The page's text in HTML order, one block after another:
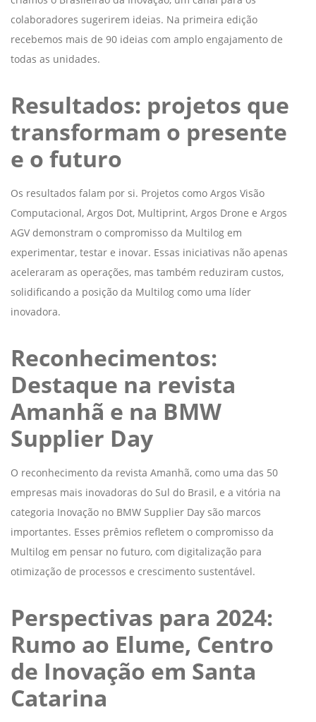
colaboradores sugerirem ideias. Na primeira edição
recebemos mais de 90 ideias com amplo engajamento de
todas as unidades.
Resultados: projetos que
transformam o presente
e o futuro
Os resultados falam por si. Projetos como Argos Visão
Computacional, Argos Dot, Multiprint, Argos Drone e Argos
AGV demonstram o compromisso da Multilog em
experimentar, testar e inovar. Essas iniciativas não apenas
aceleraram as operações, mas também reduziram custos,
solidificando a posição da Multilog como uma líder
inovadora.
Reconhecimentos:
Destaque na revista
Amanhã e na BMW
Supplier Day
O reconhecimento da revista Amanhã, como uma das 50
empresas mais inovadoras do Sul do Brasil, e a vitória na
categoria Inovação no BMW Supplier Day são marcos
importantes. Esses prêmios refletem o compromisso da
Multilog em pensar no futuro, com digitalização para
otimização de processos e crescimento sustentável.
Perspectivas para 2024:
Rumo ao Elume, Centro
de Inovação em Santa
Catarina